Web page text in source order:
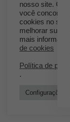
JULHO 2016
JUNHO 2016
nosso site.
você concorda
cookies no seu
melhorar sua
mais
de cookies
Política de
.
Configurações